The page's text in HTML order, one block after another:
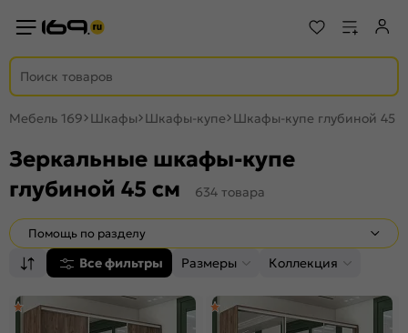
Мебель 169 Шкафы Шкафы-купе Шкафы-купе глубиной 45
Зеркальные шкафы-купе
глубиной 45 см
634 товара
Помощь по разделу
Все фильтры Размеры Коллекция